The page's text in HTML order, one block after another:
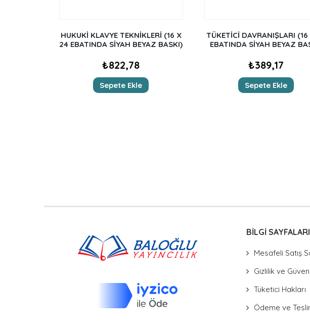
HUKUKİ KLAVYE TEKNİKLERİ (16 X
24 EBATINDA SİYAH BEYAZ BASKI)
₺822,78
Sepete Ekle
TÜKETİCİ DAVRANIŞLARI
EBATINDA SİYAH BEYAZ
₺389,17
Sepete Ekle
BİLGİ SAYFALARI
Mesafeli Satış
Gizlilik ve
Tüketici Hakları
Ödeme ve